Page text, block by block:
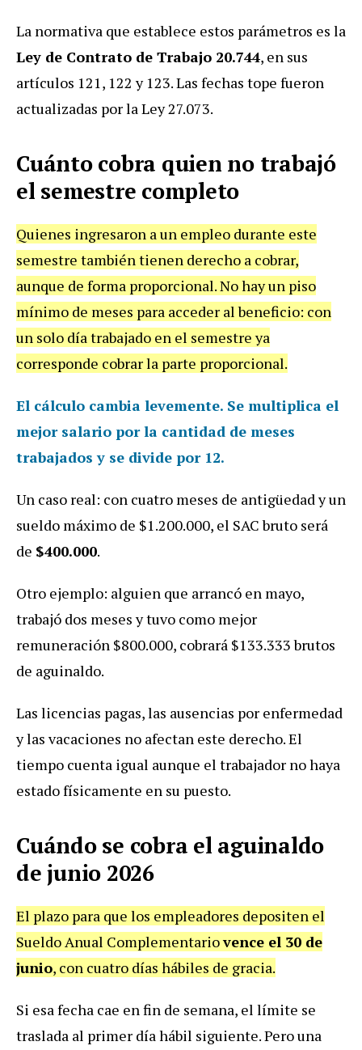
La normativa que establece estos parámetros es la
Ley de Contrato de Trabajo 20.744, en sus
artículos 121, 122 y 123. Las fechas tope fueron
actualizadas por la Ley 27.073.
Cuánto cobra quien no trabajó
el semestre completo
Quienes ingresaron a un empleo durante este
semestre también tienen derecho a cobrar,
aunque de forma proporcional. No hay un piso
mínimo de meses para acceder al beneficio: con
un solo día trabajado en el semestre ya
corresponde cobrar la parte proporcional.
El cálculo cambia levemente. Se multiplica el
mejor salario por la cantidad de meses
trabajados y se divide por 12.
Un caso real: con cuatro meses de antigüedad y un
sueldo máximo de $1.200.000, el SAC bruto será
de $400.000.
Otro ejemplo: alguien que arrancó en mayo,
trabajó dos meses y tuvo como mejor
remuneración $800.000, cobrará $133.333 brutos
de aguinaldo.
Las licencias pagas, las ausencias por enfermedad
y las vacaciones no afectan este derecho. El
tiempo cuenta igual aunque el trabajador no haya
estado físicamente en su puesto.
Cuándo se cobra el aguinaldo
de junio 2026
El plazo para que los empleadores depositen el
Sueldo Anual Complementariovence el 30 de
junio, con cuatro días hábiles de gracia.
Si esa fecha cae en fin de semana, el límite se
traslada al primer día hábil siguiente. Pero una